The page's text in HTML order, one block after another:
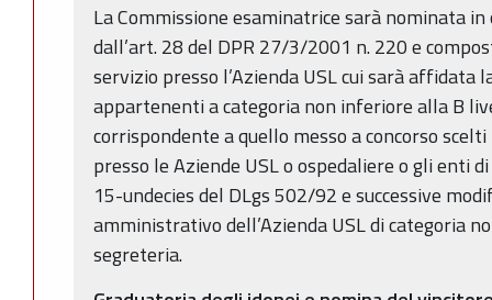
La Commissione esaminatrice sarà nominata
dall’art. 28 del DPR 27/3/2001 n. 220 e
servizio presso l’Azienda USL cui sarà affidata
appartenenti a categoria non inferiore alla B
corrispondente a quello messo a concorso
presso le Aziende USL o ospedaliere o gli enti
15-undecies del DLgs 502/92 e successive
amministrativo dell’Azienda USL di categoria
segreteria.